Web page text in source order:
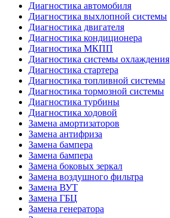
Диагностика автомобиля
Диагностика выхлопной системы
Диагностика двигателя
Диагностика кондиционера
Диагностика МКПП
Диагностика системы охлаждения
Диагностика стартера
Диагностика топливной системы
Диагностика тормозной системы
Диагностика турбины
Диагностика ходовой
Замена амортизаторов
Замена антифриза
Замена бампера
Замена бампера
Замена боковых зеркал
Замена воздушного фильтра
Замена ВУТ
Замена ГБЦ
Замена генератора